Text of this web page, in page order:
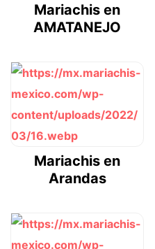
Mariachis en
AMATANEJO
Mariachis en
Arandas